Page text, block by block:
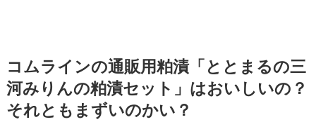
コムラインの通販用粕漬「 ととまるの三
河みりんの粕漬セット」はおいしいの？
それともまずいのかい？